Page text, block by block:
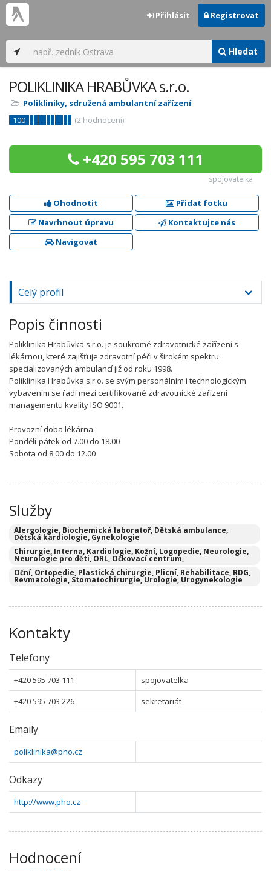
Hledat
Přihlásit Registrovat
POLIKLINIKA HRABŮVKA s.r.o.
Polikliniky, sdružená ambulantní zařízení
100
(2 hodnocení)
+420 595 703 111
spojovatelka
Ohodnotit
Přidat fotku
Navrhnout úpravu
Kontaktujte nás
Navigovat
Celý profil
Popis činnosti
Poliklinika Hrabůvka s.r.o. je soukromé zdravotnické zařízení s
lékárnou, které zajišťuje zdravotní péči v širokém spektru
specializovaných ambulancí již od roku 1998.
Poliklinika Hrabůvka s.r.o. se svým personálním i technologickým
vybavením se řadí mezi certifikované zdravotnické zařízení
managementu kvality ISO 9001.
Provozní doba lékárna:
Pondělí-pátek od 7.00 do 18.00
Sobota od 8.00 do 12.00
Služby
Alergologie, Biochemická laboratoř, Dětská ambulance,
Dětská kardiologie, Gynekologie
Chirurgie, Interna, Kardiologie, Kožní, Logopedie, Neurologie,
Neurologie pro děti, ORL, Očkovací centrum,
Oční, Ortopedie, Plastická chirurgie, Plicní, Rehabilitace, RDG,
Revmatologie, Stomatochirurgie, Urologie, Urogynekologie
Kontakty
Telefony
+420 595 703 111
spojovatelka
+420 595 703 226
sekretariát
Emaily
poliklinika@pho.cz
Odkazy
http://www.pho.cz
Hodnocení